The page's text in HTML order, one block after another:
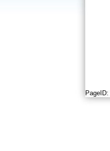
PageID: